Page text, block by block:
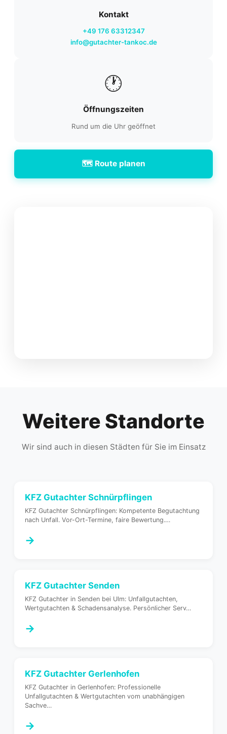
Kontakt
+49 176 63312347
info@gutachter-tankoc.de
🕐
Öffnungszeiten
Rund um die Uhr geöffnet
🗺️ Route planen
Weitere Standorte
Wir sind auch in diesen Städten für Sie im Einsatz
KFZ Gutachter Schnürpflingen
KFZ Gutachter Schnürpflingen: Kompetente Begutachtung
nach Unfall. Vor-Ort-Termine, faire Bewertung.…
→
KFZ Gutachter Senden
KFZ Gutachter in Senden bei Ulm: Unfallgutachten,
Wertgutachten & Schadensanalyse. Persönlicher Serv…
→
KFZ Gutachter Gerlenhofen
KFZ Gutachter in Gerlenhofen: Professionelle
Unfallgutachten & Wertgutachten vom unabhängigen
Sachve…
→